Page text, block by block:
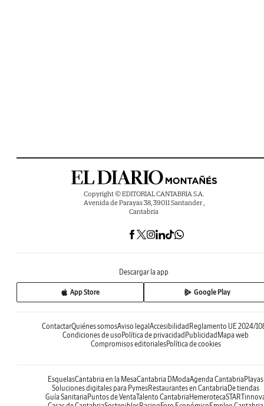
Copyright © EDITORIAL CANTABRIA S.A.
Avenida de Parayas 38, 39011 Santander ,
Cantabria
Descargar la app
App Store Google Play
ContactarQuiénes somosAviso legalAccesibilidadReglamento UE 2024/
Condiciones de usoPolítica de privacidadPublicidadMapa web
Compromisos editorialesPolítica de cookies
EsquelasCantabria en la MesaCantabria DModaAgenda CantabriaPlayas
Soluciones digitales para PymesRestaurantes en CantabriaDe tiendas
Guía SanitariaPuntos de VentaTalento CantabriaHemeroteca